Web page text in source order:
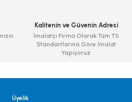
Kalitenin ve Güvenin Adresi
İmalatçı Firma Olarak Tüm TS
Standartlarına Göre İmalat
Yapıyoruz
Üyelik